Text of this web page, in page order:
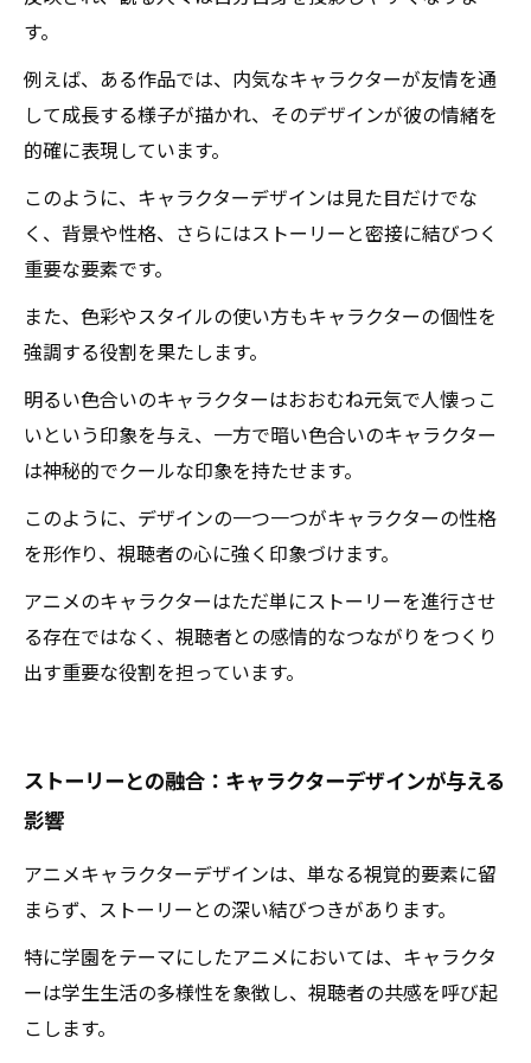
す。
例えば、ある作品では、内気なキャラクターが友情を通
して成長する様子が描かれ、そのデザインが彼の情緒を
的確に表現しています。
このように、キャラクターデザインは見た目だけでな
く、背景や性格、さらにはストーリーと密接に結びつく
重要な要素です。
また、色彩やスタイルの使い方もキャラクターの個性を
強調する役割を果たします。
明るい色合いのキャラクターはおおむね元気で人懐っこ
いという印象を与え、一方で暗い色合いのキャラクター
は神秘的でクールな印象を持たせます。
このように、デザインの一つ一つがキャラクターの性格
を形作り、視聴者の心に強く印象づけます。
アニメのキャラクターはただ単にストーリーを進行させ
る存在ではなく、視聴者との感情的なつながりをつくり
出す重要な役割を担っています。
ストーリーとの融合：キャラクターデザインが与える
影響
アニメキャラクターデザインは、単なる視覚的要素に留
まらず、ストーリーとの深い結びつきがあります。
特に学園をテーマにしたアニメにおいては、キャラクタ
ーは学生生活の多様性を象徴し、視聴者の共感を呼び起
こします。